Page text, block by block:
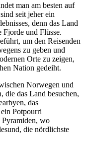
man am besten auf
seit jeher ein
denn das Land
Fjorde und Flüsse.
um den Reisenden
zu geben und
Orte zu zeigen,
Nation gedeiht.
Norwegen und
die das Land besuchen,
das
Potpourri
Pyramiden, wo
die nördlichste